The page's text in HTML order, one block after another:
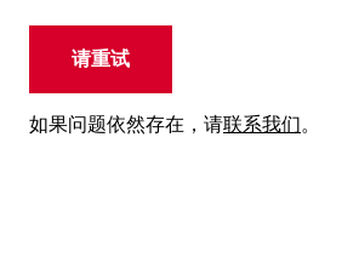
请重试
如果问题依然存在，请联系我们。